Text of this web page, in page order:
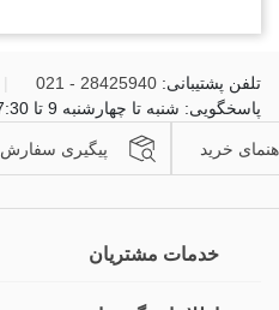
تلفن پشتیبانی: 28425940 - 021
پاسخگویی: شنبه تا چهارشنبه 9 تا 17:30، پنجشنبه 9 تا 14:30
خرید پیگیری سفارش
خدمات مشتریان